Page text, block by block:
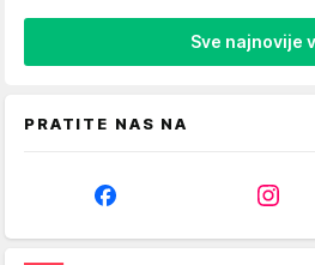
Sve najnovije
PRATITE NAS NA